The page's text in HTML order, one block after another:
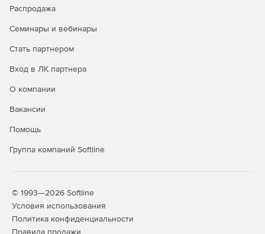
Распродажа
Семинары и вебинары
Стать партнером
Вход в ЛК партнера
О компании
Вакансии
Помощь
Группа компаний Softline
© 1993—2026 Softline
Условия использования
Политика конфиденциальности
Правила продажи